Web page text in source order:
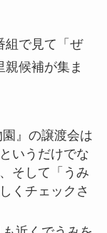
組で見て「ぜ
候補が集ま
』の譲渡会は
いうだけでな
そして「うみ
くチェックさ